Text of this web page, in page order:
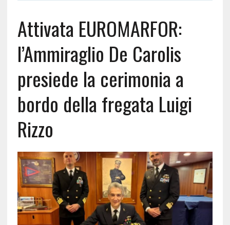
Attivata EUROMARFOR:
l’Ammiraglio De Carolis
presiede la cerimonia a
bordo della fregata Luigi
Rizzo